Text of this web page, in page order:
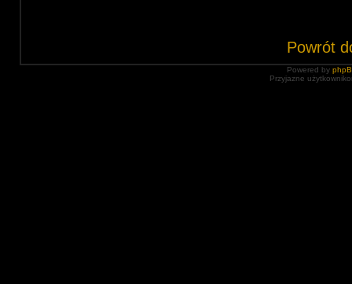
Powrót
Powered by
Przyjazne